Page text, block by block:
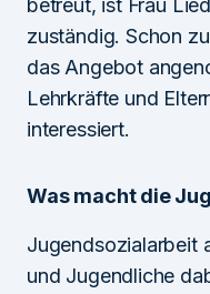
betreut, ist Frau
zuständig. Schon
das Angebot
Lehrkräfte und
interessiert.
Was macht die
Jugendsozialarbeit
und Jugendliche